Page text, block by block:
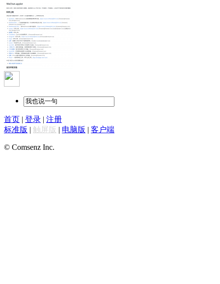
首页 | 登录 | 注册
标准版 | 触屏版 | 电脑版 | 客户端
© Comsenz Inc.